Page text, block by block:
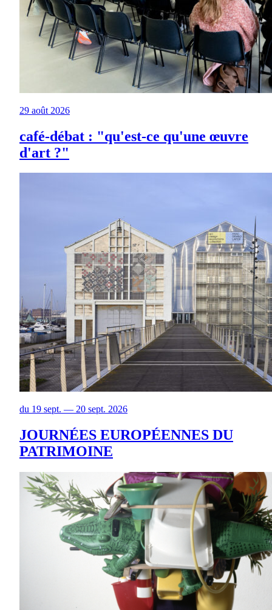
29 août 2026
café-débat : "qu'est-ce qu'une œuvre
d'art ?"
du 19 sept. — 20 sept. 2026
JOURNÉES EUROPÉENNES DU
PATRIMOINE